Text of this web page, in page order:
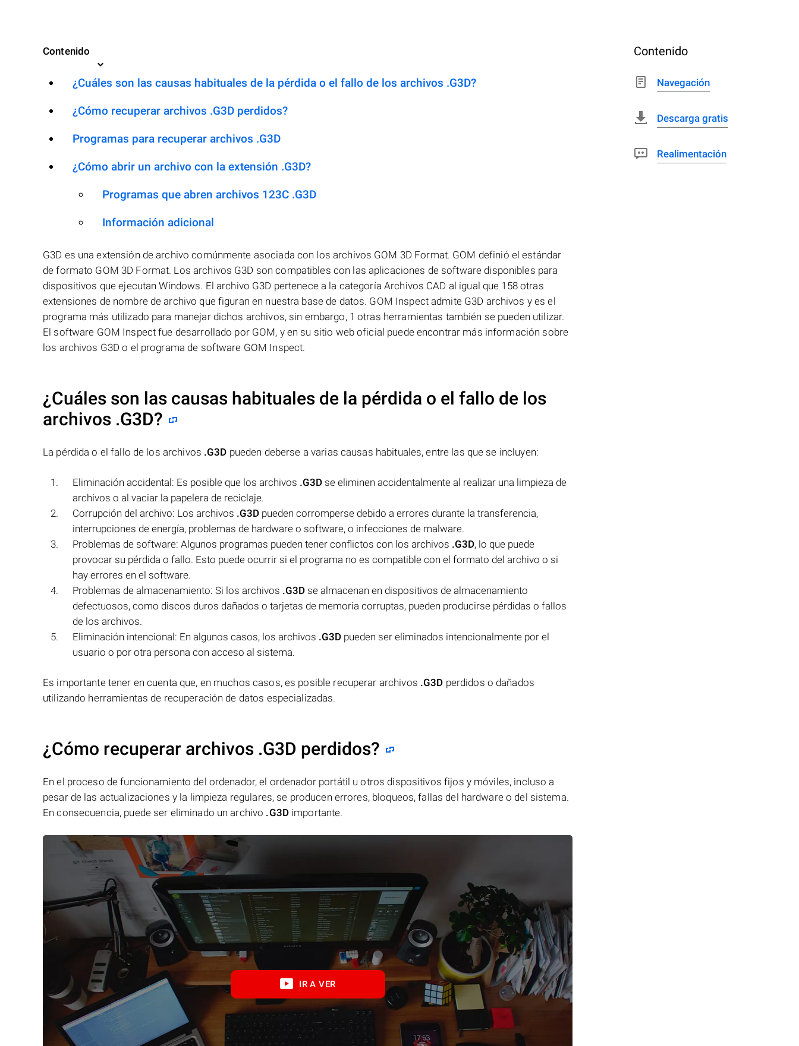
Contenido
¿Cuáles son las causas habituales de la pérdida o el fallo de los archivos .G3D?
¿Cómo recuperar archivos .G3D perdidos?
Programas para recuperar archivos .G3D
¿Cómo abrir un archivo con la extensión .G3D?
Programas que abren archivos 123C .G3D
Información adicional
G3D es una extensión de archivo comúnmente asociada con los archivos GOM 3D Format. GOM definió el estándar
de formato GOM 3D Format. Los archivos G3D son compatibles con las aplicaciones de software disponibles para
dispositivos que ejecutan Windows. El archivo G3D pertenece a la categoría Archivos CAD al igual que 158 otras
extensiones de nombre de archivo que figuran en nuestra base de datos. GOM Inspect admite G3D archivos y es el
programa más utilizado para manejar dichos archivos, sin embargo, 1 otras herramientas también se pueden utilizar.
El software GOM Inspect fue desarrollado por GOM, y en su sitio web oficial puede encontrar más información sobre
los archivos G3D o el programa de software GOM Inspect.
¿Cuáles son las causas habituales de la pérdida o el fallo de los
archivos .G3D?
La pérdida o el fallo de los archivos .G3D pueden deberse a varias causas habituales, entre las que se incluyen:
Eliminación accidental: Es posible que los archivos .G3D se eliminen accidentalmente al realizar una limpieza de
archivos o al vaciar la papelera de reciclaje.
Corrupción del archivo: Los archivos .G3D pueden corromperse debido a errores durante la transferencia,
interrupciones de energía, problemas de hardware o software, o infecciones de malware.
Problemas de software: Algunos programas pueden tener conflictos con los archivos .G3D, lo que puede
provocar su pérdida o fallo. Esto puede ocurrir si el programa no es compatible con el formato del archivo o si
hay errores en el software.
Problemas de almacenamiento: Si los archivos .G3D se almacenan en dispositivos de almacenamiento
defectuosos, como discos duros dañados o tarjetas de memoria corruptas, pueden producirse pérdidas o fallos
de los archivos.
Eliminación intencional: En algunos casos, los archivos .G3D pueden ser eliminados intencionalmente por el
usuario o por otra persona con acceso al sistema.
Es importante tener en cuenta que, en muchos casos, es posible recuperar archivos .G3D perdidos o dañados
utilizando herramientas de recuperación de datos especializadas.
¿Cómo recuperar archivos .G3D perdidos?
En el proceso de funcionamiento del ordenador, el ordenador portátil u otros dispositivos fijos y móviles, incluso a
pesar de las actualizaciones y la limpieza regulares, se producen errores, bloqueos, fallas del hardware o del sistema.
En consecuencia, puede ser eliminado un archivo .G3Dimportante.
IR A VER
Contenido
Navegación
Descarga gratis
Realimentación